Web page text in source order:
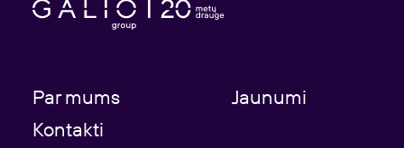
Par mums
Jaunumi
Kontakti